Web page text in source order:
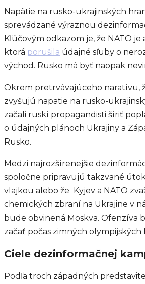
Napätie na rusko-ukrajinských
sprevádzané výraznou
Kľúčovým odkazom je, že NATO je
ktorá porušila údajné sľuby o
východ. Rusko má byť naopak
Okrem pretrvávajúceho naratívu,
zvyšujú napätie na rusko-
začali ruskí propagandisti šíriť
o údajných plánoch Ukrajiny a
Rusko.
Medzi najrozšírenejšie
spoločne pripravujú takzvané
vlajkou alebo že Kyjev a NATO
chemických zbraní na Ukrajine v
bude obvinená Moskva. Ofenzíva
začať počas zimných olympijských
Ciele dezinformačnej
Podľa troch západných